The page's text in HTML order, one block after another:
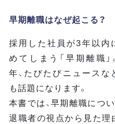
早期離職はなぜ起こる？
採用した社員が3年以内
めてしまう「早期離職」
年、たびたびニュースな
も話題になります。
本書では、早期離職につい
退職者の視点から見た理